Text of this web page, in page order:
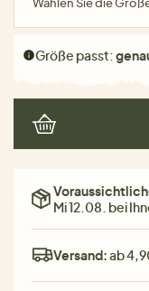
Größe passt:
Mi 12.08. bei
Versand:ab